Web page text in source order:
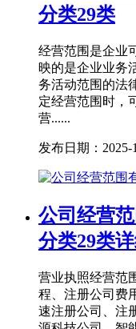
分类29类
经营范围是企业
映的是企业业务
务活动范围的法
定经营范围时，
营......
发布日期：2025-
公司经营
分类29类
营业执照经营范
程、注册公司费
速注册公司、注